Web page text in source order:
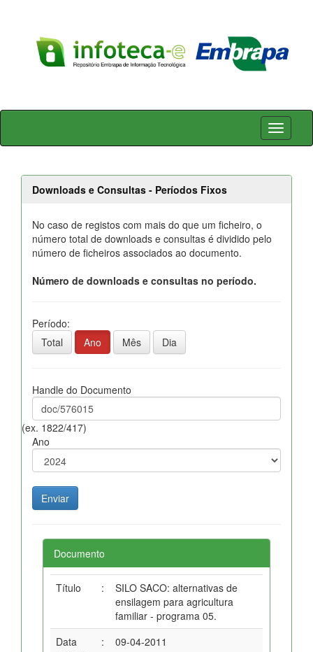
Skip
Downloads e Consultas - Períodos Fixos
No caso de registos com mais do que um ficheiro, o
número total de downloads e consultas é dividido pelo
número de ficheiros associados ao documento.
Número de downloads e consultas no período.
Período:
Total
Ano Mês Dia
Handle do Documento
(ex. 1822/417)
Ano
Documento
Título :
SILO SACO: alternativas de
ensilagem para agricultura
familiar - programa 05.
Data
: 09-04-2011